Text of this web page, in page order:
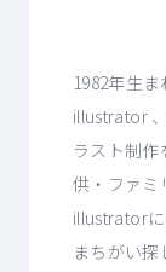
1982年生
illustrator
ラスト制
供・ファミ
illustrator
まちがい